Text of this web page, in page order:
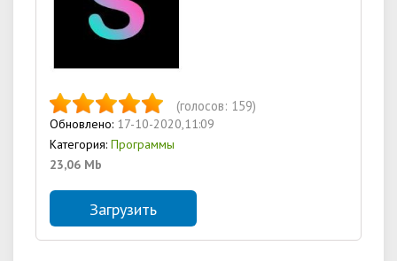
(голосов: 159)
Обновлено: 17-10-2020,11:09
Категория: Программы
23,06 Mb
Загрузить